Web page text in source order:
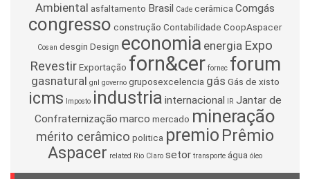
Ambiental asfaltamento Brasil Cade cerâmicaComgás
congresso construção Contabilidade CoopAspacer
Cosan desgin Design economia energia Expo
Revestir Exportação forn&cer fornec forum
gasnatural gnl governo gruposexcelencia gás Gás de xisto
icms Imposto industria internacional IR Jantar de
Confraternização marco mercado mineração
mérito cerâmico politica premio Prêmio
Aspacer related Rio Claro setor transporte água óleo